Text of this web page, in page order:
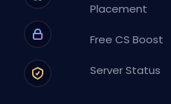
Placement
Free CS Boost
Server Status